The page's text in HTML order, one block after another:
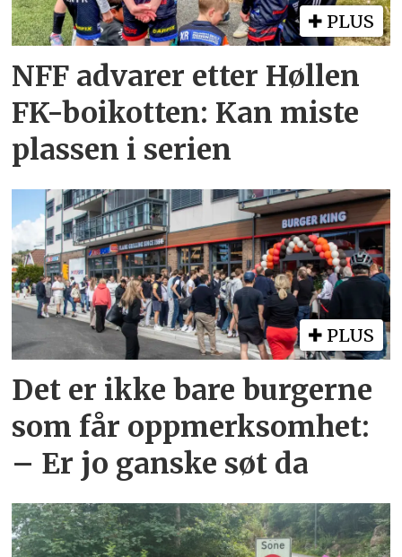
PLUS
NFF advarer etter Høllen
FK-boikotten: Kan miste
plassen i serien
PLUS
Det er ikke bare burgerne
som får oppmerksomhet:
– Er jo ganske søt da